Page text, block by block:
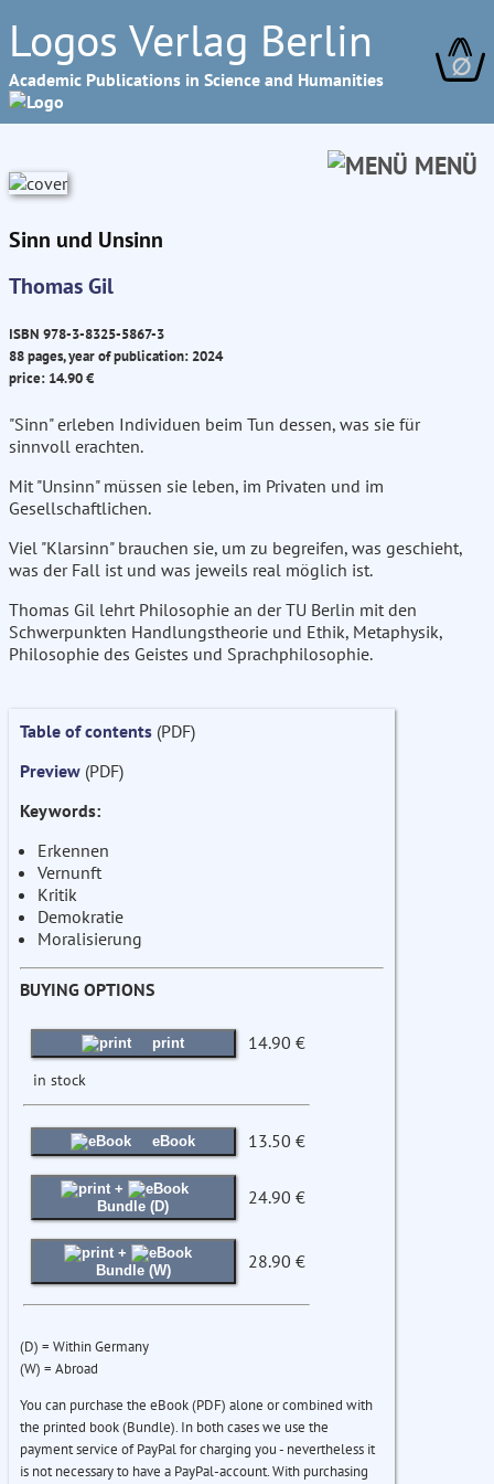
Logos Verlag Berlin
Academic Publications in Science and Humanities ∅
MENÜ
Sinn und Unsinn
Thomas Gil
ISBN 978-3-8325-5867-3
88 pages, year of publication: 2024
price: 14.90 €
"Sinn" erleben Individuen beim Tun dessen, was sie für
sinnvoll erachten.
Mit "Unsinn" müssen sie leben, im Privaten und im
Gesellschaftlichen.
Viel "Klarsinn" brauchen sie, um zu begreifen, was geschieht,
was der Fall ist und was jeweils real möglich ist.
Thomas Gil lehrt Philosophie an der TU Berlin mit den
Schwerpunkten Handlungstheorie und Ethik, Metaphysik,
Philosophie des Geistes und Sprachphilosophie.
Table of contents (PDF)
Preview (PDF)
Keywords:
Erkennen
Vernunft
Kritik
Demokratie
Moralisierung
BUYING OPTIONS
print 14.90 €
in stock
eBook 13.50 €
+
Bundle (D)
24.90 €
+
Bundle (W)
28.90 €
(D) = Within Germany
(W) = Abroad
You can purchase the eBook (PDF) alone or combined with
the printed book (Bundle). In both cases we use the
payment service of PayPal for charging you - nevertheless it
is not necessary to have a PayPal-account. With purchasing